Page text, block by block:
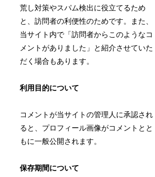
荒し対策やスパム検出に役立てるため
と、訪問者の利便性のためです。また、
当サイト内で「訪問者からこのようなコ
メントがありました」と紹介させていた
だく場合もあります。
利用目的について
コメントが当サイトの管理人に承認され
ると、プロフィール画像がコメントとと
もに一般公開されます。
保存期間について